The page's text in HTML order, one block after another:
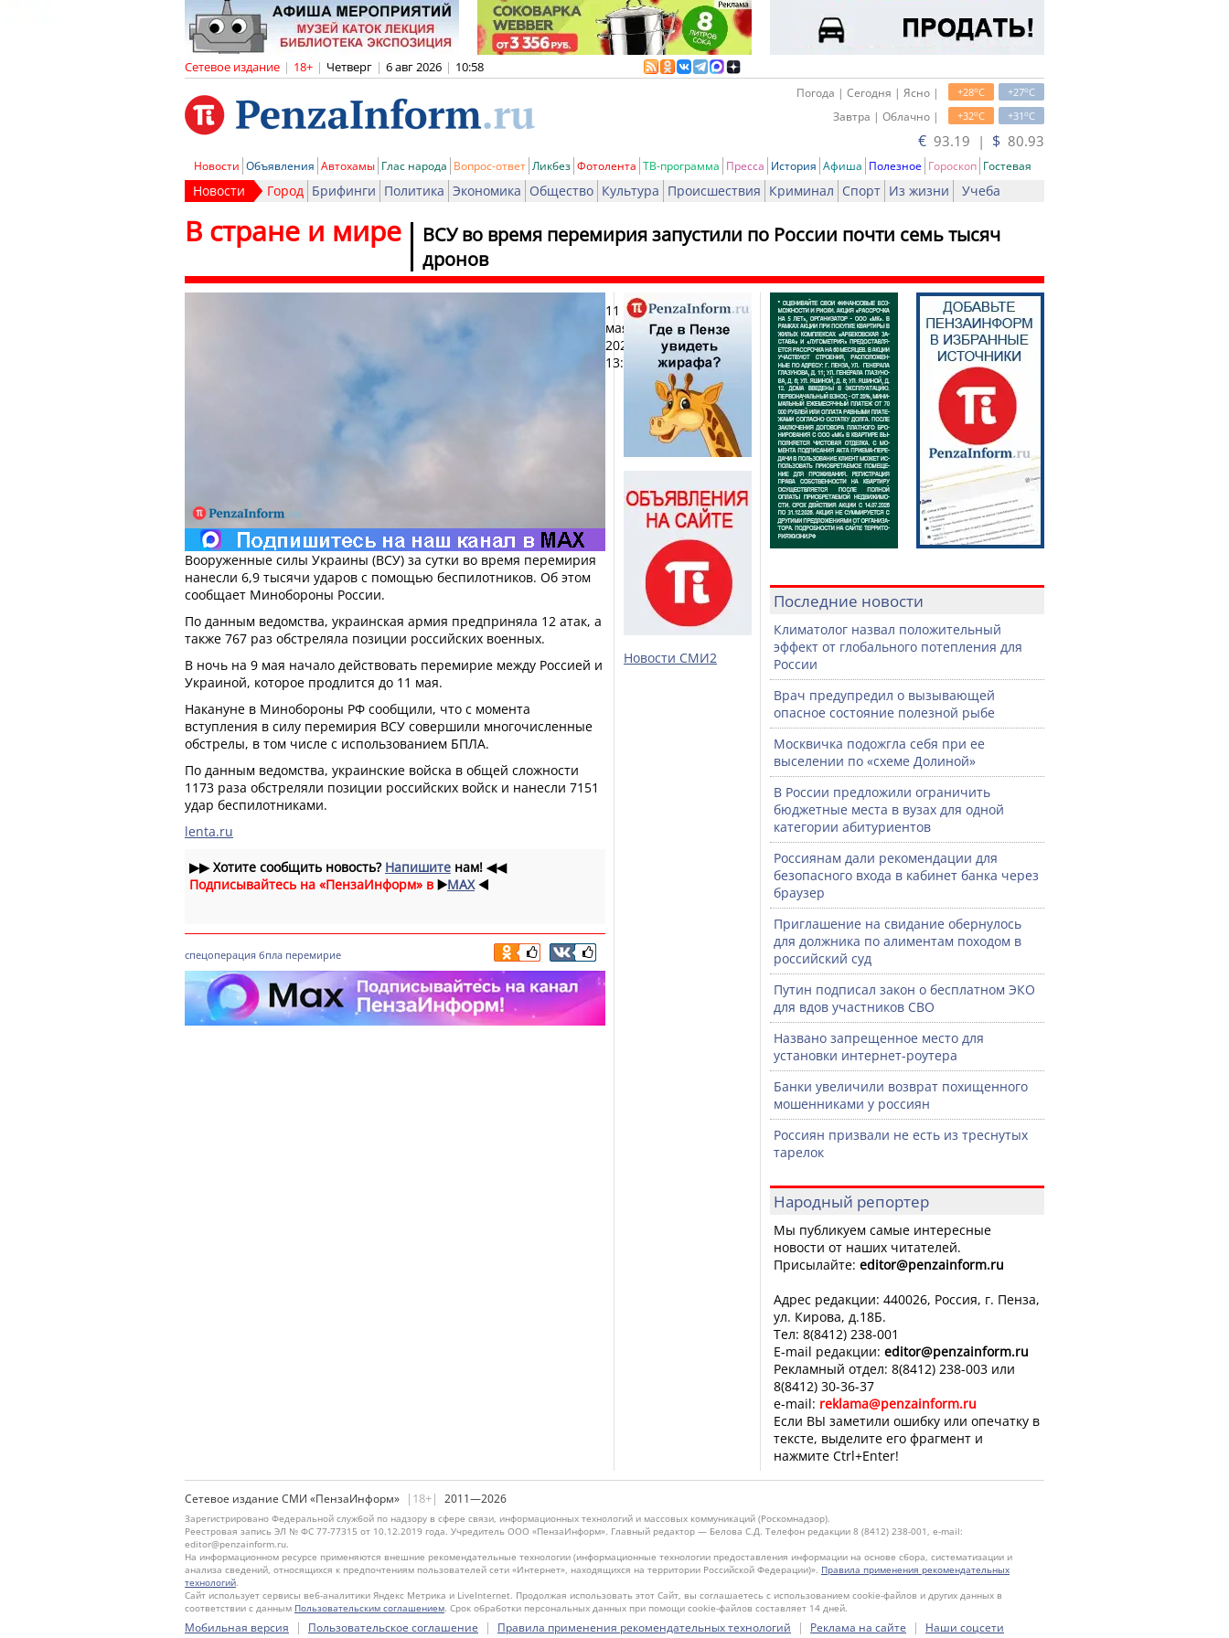
Сетевое издание | 18+ | Четверг | 6 авг 2026 | 10:58
+27oC
+28oC
Погода | Сегодня | Ясно |
+31oC
+32oC
Завтра | Облачно |
€ 93.19 | $ 80.93
Новости Объявления Автохамы Глас народа Вопрос-ответ Ликбез Фотолента ТВ-программа Пресса История Афиша Полезное Гороскоп Гостевая
Новости Город Брифинги Политика Экономика Общество Культура Происшествия Криминал Спорт Из жизни Учеба
ВСУ во время перемирия запустили по России почти семь тысяч
дронов
В стране и мире
11
мая
2026,
13:29
Печать
Вооруженные силы Украины (ВСУ) за сутки во время перемирия
нанесли 6,9 тысячи ударов с помощью беспилотников. Об этом
сообщает Минобороны России.
По данным ведомства, украинская армия предприняла 12 атак, а
также 767 раз обстреляла позиции российских военных.
В ночь на 9 мая начало действовать перемирие между Россией и
Украиной, которое продлится до 11 мая.
Накануне в Минобороны РФ сообщили, что с момента
вступления в силу перемирия ВСУ совершили многочисленные
обстрелы, в том числе с использованием БПЛА.
По данным ведомства, украинские войска в общей сложности
1173 раза обстреляли позиции российских войск и нанесли 7151
удар беспилотниками.
lenta.ru
▶▶Хотите сообщить новость? Напишите нам! ◀◀
Подписывайтесь на «ПензаИнформ» в ▶️MAX ◀️
спецоперация бпла перемирие
Новости СМИ2
Последние новости
Климатолог назвал положительный
эффект от глобального потепления для
России
Врач предупредил о вызывающей
опасное состояние полезной рыбе
Москвичка подожгла себя при ее
выселении по «схеме Долиной»
В России предложили ограничить
бюджетные места в вузах для одной
категории абитуриентов
Россиянам дали рекомендации для
безопасного входа в кабинет банка через
браузер
Приглашение на свидание обернулось
для должника по алиментам походом в
российский суд
Путин подписал закон о бесплатном ЭКО
для вдов участников СВО
Названо запрещенное место для
установки интернет-роутера
Банки увеличили возврат похищенного
мошенниками у россиян
Россиян призвали не есть из треснутых
тарелок
Народный репортер
Мы публикуем самые интересные
новости от наших читателей.
Присылайте: editor@penzainform.ru
Адрес редакции: 440026, Россия, г. Пенза,
ул. Кирова, д.18Б.
Тел: 8(8412) 238-001
E-mail редакции: editor@penzainform.ru
Рекламный отдел: 8(8412) 238-003 или
8(8412) 30-36-37
e-mail: reklama@penzainform.ru
Если ВЫ заметили ошибку или опечатку в
тексте, выделите его фрагмент и
нажмите Ctrl+Enter!
Сетевое издание СМИ «ПензаИнформ» |18+| 2011—2026
Зарегистрировано Федеральной службой по надзору в сфере связи, информационных технологий и массовых коммуникаций (Роскомнадзор).
Реестровая запись ЭЛ № ФС 77-77315 от 10.12.2019 года. Учредитель ООО «ПензаИнформ». Главный редактор — Белова С.Д. Телефон редакции 8 (8412) 238-001, e-mail:
editor@penzainform.ru.
На информационном ресурсе применяются внешние рекомендательные технологии (информационные технологии предоставления информации на основе сбора, систематизации и
анализа сведений, относящихся к предпочтениям пользователей сети «Интернет», находящихся на территории Российской Федерации)». Правила применения рекомендательных
технологий.
Сайт использует сервисы веб-аналитики Яндекс Метрика и LiveInternet. Продолжая использовать этот Сайт, вы соглашаетесь с использованием cookie-файлов и других данных в
соответствии с данным Пользовательским соглашением. Срок обработки персональных данных при помощи cookie-файлов составляет 14 дней.
Мобильная версия | Пользовательское соглашение | Правила применения рекомендательных технологий | Реклама на сайте | Наши соцсети